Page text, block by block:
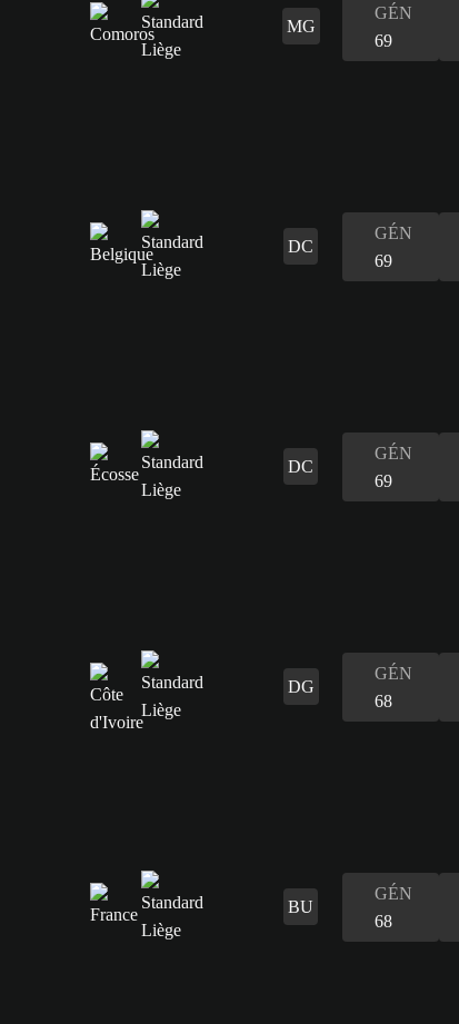
MG
GÉN
69
DC
GÉN
69
DC
GÉN
69
DG
GÉN
68
BU
GÉN
68